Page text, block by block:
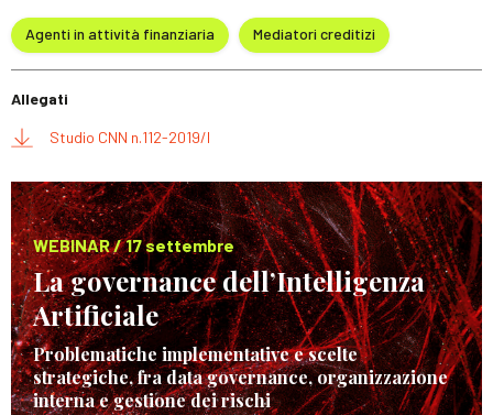
Agenti in attività finanziaria Mediatori creditizi
Allegati
Studio CNN n.112-2019/I
WEBINAR / 17 settembre
La governance dell’Intelligenza
Artificiale
Problematiche implementative e scelte
strategiche, fra data governance, organizzazione
interna e gestione dei rischi